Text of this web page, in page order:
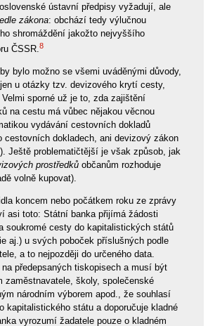
ústavní předpisy vyžadují, ale
zákona: obchází tedy výlučnou
shromáždění jakožto nejvyššího
ČSSR.8
bylo možno se všemi uváděnými důvody,
u otázky tzv. devizového krytí cesty,
sporné už je to, zda zajištění
na cestu má vůbec nějakou věcnou
vydávání cestovních dokladů
cestovních dokladech, ani devizový zákon
Ještě problematičtější je však způsob, jak
prostředkůobčanům rozhoduje
volně kupovat).
koncem nebo počátkem roku ze zprávy
asi toto: Státní banka přijímá žádosti
soukromé cesty do kapitalistických států
aj.) u svých poboček příslušných podle
a to nejpozději do určeného data.
předepsaných tiskopisech a musí být
zaměstnavatele, školy, společenské
národním výborem apod., že souhlasí
kapitalistického státu a doporučuje kladné
vyrozumí žadatele pouze o kladném